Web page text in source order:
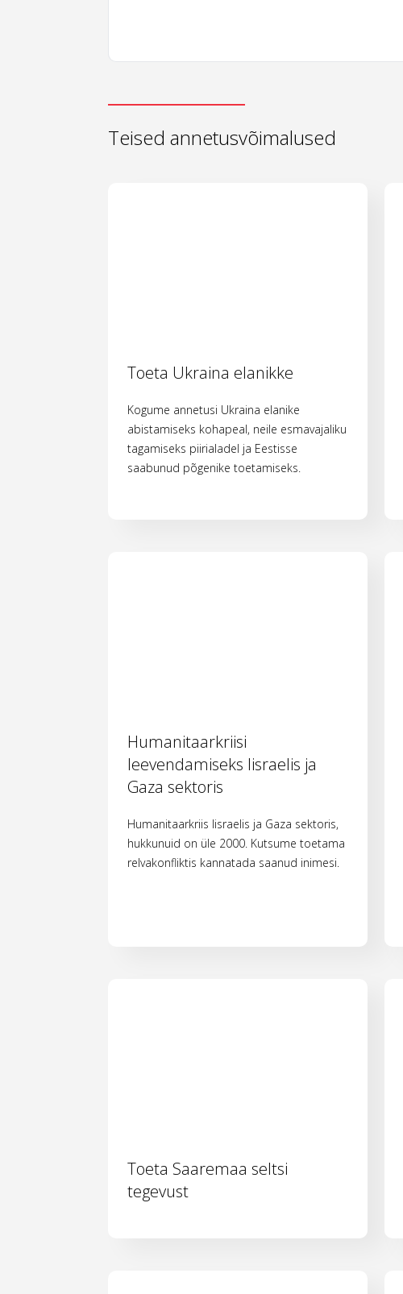
Teised annetusvõimalused
Toeta Ukraina elanikke
Kogume annetusi Ukraina elanike
abistamiseks kohapeal, neile esmavajaliku
tagamiseks piirialadel ja Eestisse
saabunud põgenike toetamiseks.
Humanitaarkriisi
leevendamiseks Iisraelis ja
Gaza sektoris
Humanitaarkriis Iisraelis ja Gaza sektoris,
hukkunuid on üle 2000. Kutsume toetama
relvakonfliktis kannatada saanud inimesi.
Toeta Saaremaa seltsi
tegevust